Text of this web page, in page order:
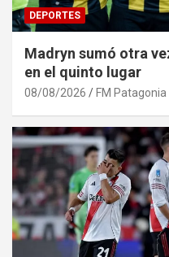
DEPORTES
Madryn sumó otra
en el quinto lugar
08/08/2026 FM Patagonia